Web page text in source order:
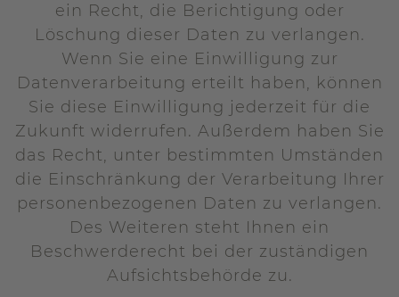
ein Recht, die Berichtigung oder
Löschung dieser Daten zu verlangen.
Wenn Sie eine Einwilligung zur
Datenverarbeitung erteilt haben, können
Sie diese Einwilligung jederzeit für die
Zukunft widerrufen. Außerdem haben Sie
das Recht, unter bestimmten Umständen
die Einschränkung der Verarbeitung Ihrer
personenbezogenen Daten zu verlangen.
Des Weiteren steht Ihnen ein
Beschwerderecht bei der zuständigen
Aufsichtsbehörde zu.